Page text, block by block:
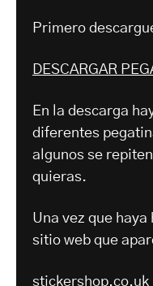
Primero
DESCARGAR
En la descarga
diferentes
algunos se
quieras.
Una vez que
sitio web que
stickershop.co.uk